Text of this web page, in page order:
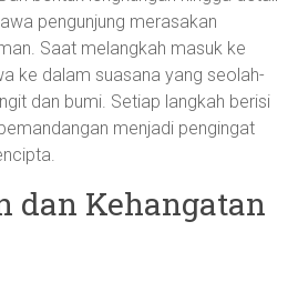
pengunjung merasakan
Saat melangkah masuk ke
ke dalam suasana yang seolah-
dan bumi. Setiap langkah berisi
menjadi pengingat
dan Kehangatan